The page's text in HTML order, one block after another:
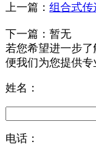
上一篇： 组合式传
下一篇：暂无
若您希望进一步
便我们为您提供专
姓名：
电话：